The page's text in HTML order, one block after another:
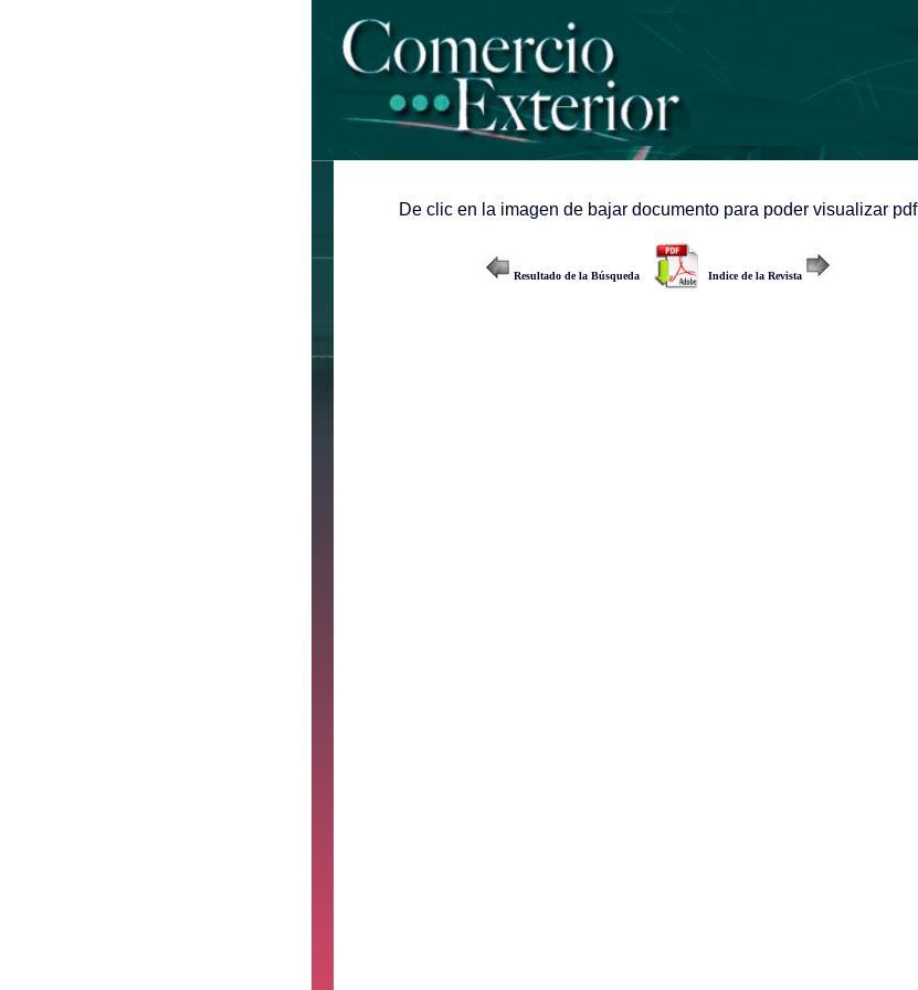
De clic en la imagen de bajar documento para poder visualizar pdf
Resultado de la Búsqueda Indice de la Revista